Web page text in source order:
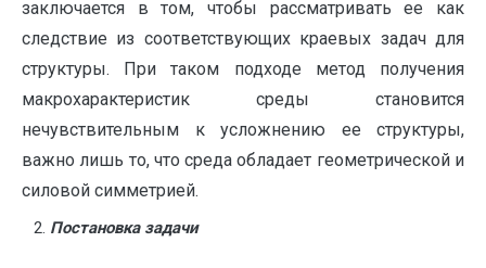
заключается в том, чтобы рассматривать ее как
следствие из соответствующих краевых задач для
структуры. При таком подходе метод получения
макрохарактеристик среды становится
нечувствительным к усложнению ее структуры,
важно лишь то, что среда обладает геометрической и
силовой симметрией.
Постановка задачи